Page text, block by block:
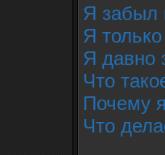
Я забыл
Я
Я давно
Что
Почему
Что